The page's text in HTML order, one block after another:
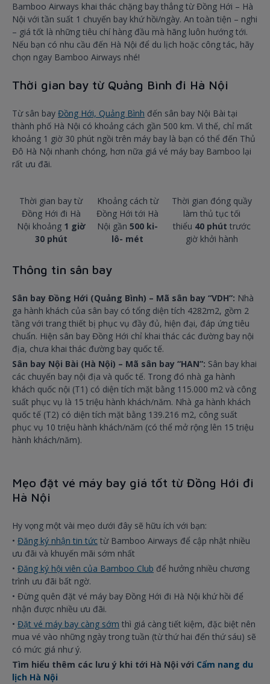
Bamboo Airways khai thác chặng bay thẳng từ Đồng Hới – Hà
Nội với tần suất 1 chuyến bay khứ hồi/ngày. An toàn tiện – nghi
– giá tốt là những tiêu chí hàng đầu mà hãng luôn hướng tới.
Nếu bạn có nhu cầu đến Hà Nội để du lịch hoặc công tác, hãy
chọn ngay Bamboo Airways nhé!
Thời gian bay từ Quảng Bình đi Hà Nội
Từ sân bay Đồng Hới, Quảng Bình đến sân bay Nội Bài tại
thành phố Hà Nội có khoảng cách gần 500 km. Vì thế, chỉ mất
khoảng 1 giờ 30 phút ngồi trên máy bay là bạn có thể đến Thủ
Đô Hà Nội nhanh chóng, hơn nữa giá vé máy bay Bamboo lại
rất ưu đãi.
Thời gian bay từ
Đồng Hới đi Hà
Nội khoảng1 giờ
30 phút
Khoảng cách từ
Đồng Hới tới Hà
Nội gần 500 ki-
lô- mét
Thời gian đóng quầy
làm thủ tục tối
thiểu 40 phút trước
giờ khởi hành
Thông tin sân bay
Sân bay Đồng Hới (Quảng Bình) – Mã sân bay “VDH”: Nhà
ga hành khách của sân bay có tổng diện tích 4282m2, gồm 2
tầng với trang thiết bị phục vụ đầy đủ, hiện đại, đáp ứng tiêu
chuẩn. Hiện sân bay Đồng Hới chỉ khai thác các đường bay nội
địa, chưa khai thác đường bay quốc tế.
Sân bay Nội Bài (Hà Nội) – Mã sân bay “HAN”: Sân bay khai
các chuyến bay nội địa và quốc tế. Trong đó nhà ga hành
khách quốc nội (T1) có diện tích mặt bằng 115.000 m2 và công
suất phục vụ là 15 triệu hành khách/năm. Nhà ga hành khách
quốc tế (T2) có diện tích mặt bằng 139.216 m2, công suất
phục vụ 10 triệu hành khách/năm (có thể mở rộng lên 15 triệu
hành khách/năm).
Mẹo đặt vé máy bay giá tốt từ Đồng Hới đi
Hà Nội
Hy vọng một vài mẹo dưới đây sẽ hữu ích với bạn:
• Đăng ký nhận tin tức từ Bamboo Airways để cập nhật nhiều
ưu đãi và khuyến mãi sớm nhất
• Đăng ký hội viên của Bamboo Club để hưởng nhiều chương
trình ưu đãi bất ngờ.
• Đừng quên đặt vé máy bay Đồng Hới đi Hà Nội khứ hồi để
nhận được nhiều ưu đãi.
• Đặt vé máy bay càng sớm thì giá càng tiết kiệm, đặc biệt nên
mua vé vào những ngày trong tuần (từ thứ hai đến thứ sáu) sẽ
có mức giá như ý.
Tìm hiểu thêm các lưu ý khi tới Hà Nội với Cẩm nang du
lịch Hà Nội